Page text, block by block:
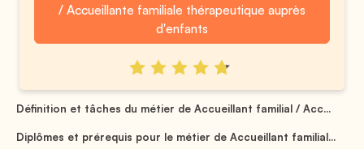
/ Accueillante familiale thérapeutique auprès
d'enfants
Définition et tâches du métier de Accueillant familial / Acc...
Diplômes et prérequis pour le métier de Accueillant familial...